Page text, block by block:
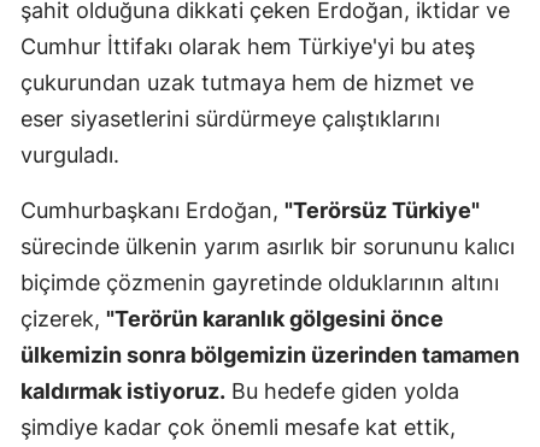
şahit olduğuna dikkati çeken Erdoğan, iktidar ve
Cumhur İttifakı olarak hem Türkiye'yi bu ateş
çukurundan uzak tutmaya hem de hizmet ve
eser siyasetlerini sürdürmeye çalıştıklarını
vurguladı.
Cumhurbaşkanı Erdoğan, "Terörsüz Türkiye"
sürecinde ülkenin yarım asırlık bir sorununu kalıcı
biçimde çözmenin gayretinde olduklarının altını
çizerek, "Terörün karanlık gölgesini önce
ülkemizin sonra bölgemizin üzerinden tamamen
kaldırmak istiyoruz. Bu hedefe giden yolda
şimdiye kadar çok önemli mesafe kat ettik,